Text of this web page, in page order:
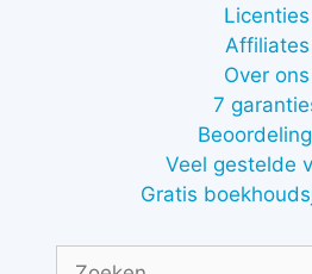
Licenties
Affiliates
Over ons
7
Veel gestelde
Gratis